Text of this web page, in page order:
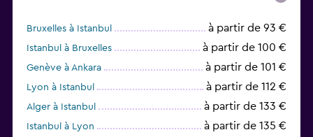
Bruxelles à Istanbul à partir de 93 €
Istanbul à Bruxelles à partir de 100 €
Genève à Ankara à partir de 101 €
Lyon à Istanbul à partir de 112 €
Alger à Istanbul à partir de 133 €
Istanbul à Lyon à partir de 135 €